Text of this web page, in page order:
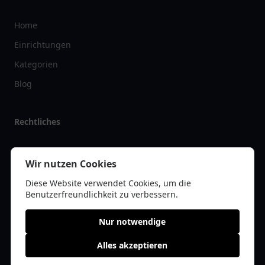
Home
Einrichtungen
Kategorien
Blog
Rechtliches
Impressum
Datenschutz
Kontakt
© 2026 apolist.de | Alle Rechte vorbehalten | * =Affiliate-Links /
Wir nutzen Cookies
Diese Website verwendet Cookies, um die
Benutzerfreundlichkeit zu verbessern.
Nur notwendige
Alles akzeptieren